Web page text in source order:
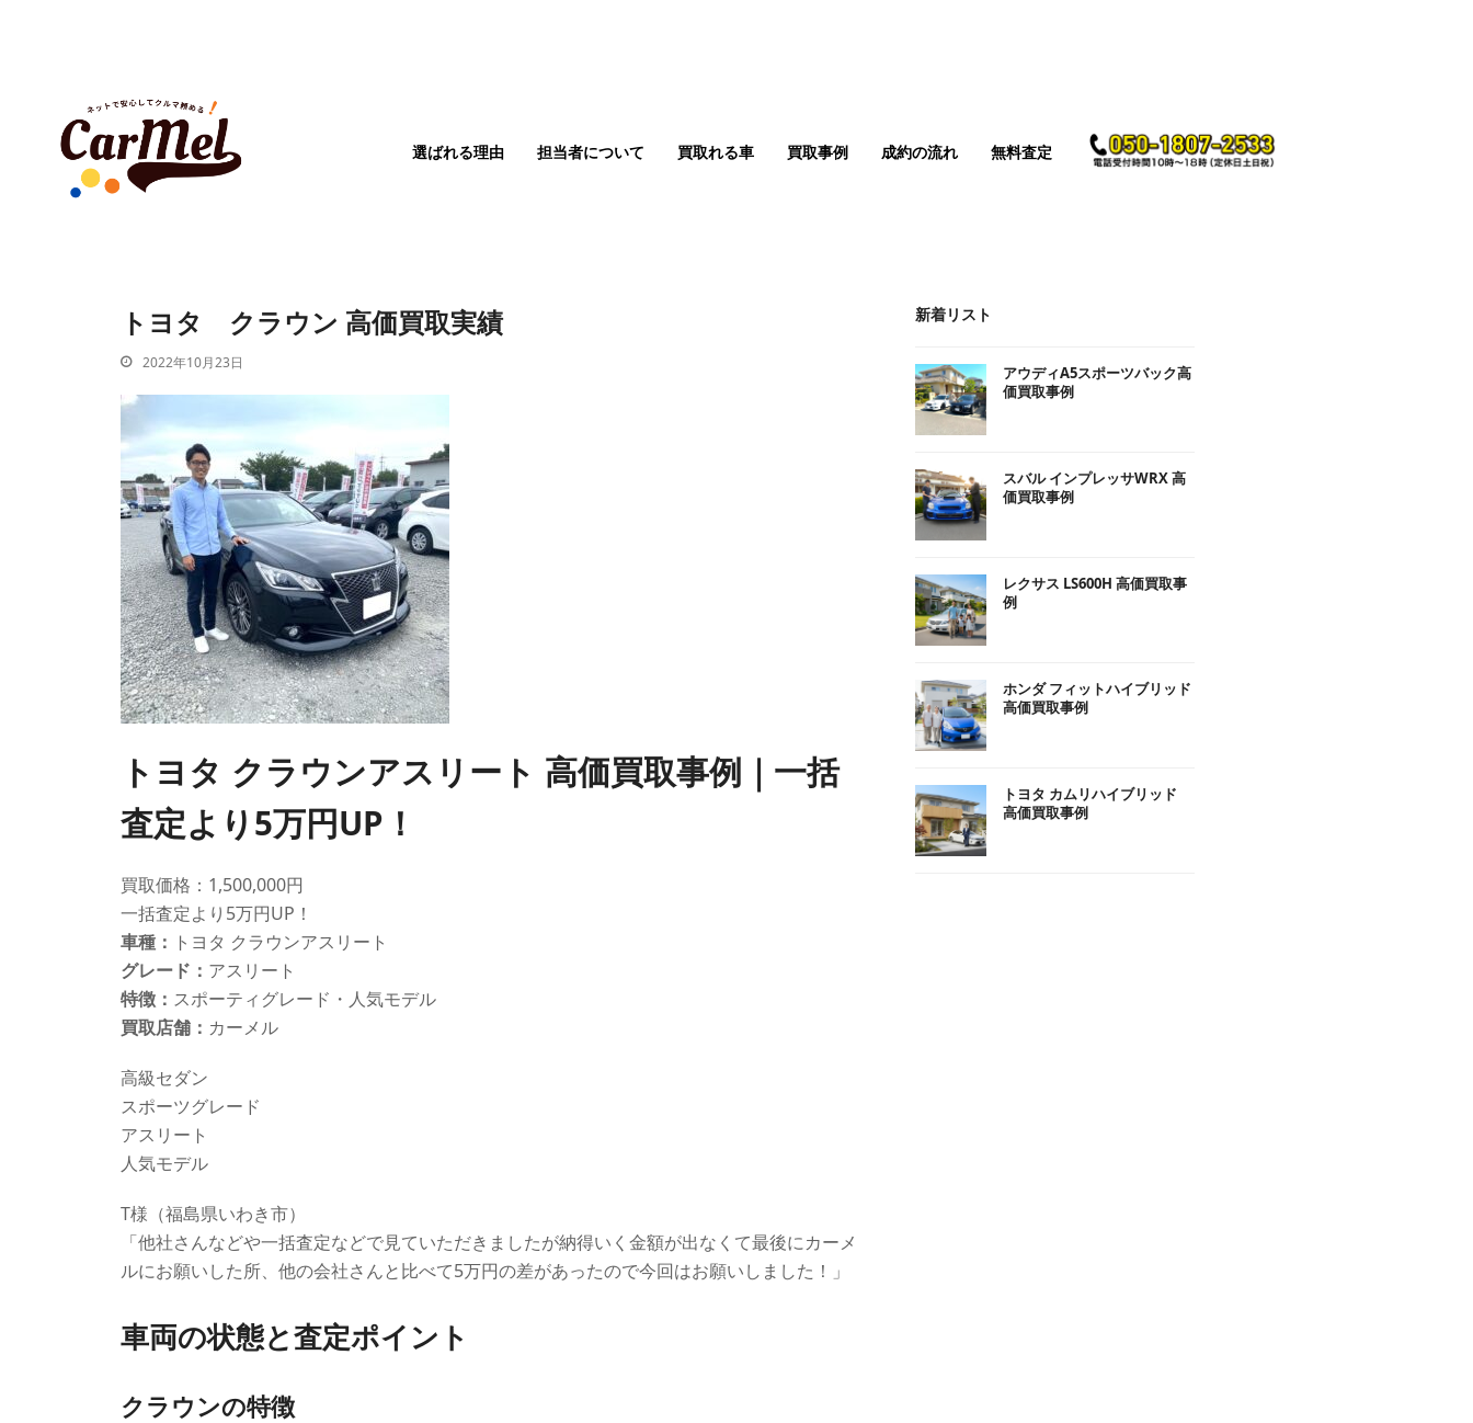
選ばれる理由 担当者について 買取れる車 買取事例 成約の流れ 無料査定
トヨタ クラウン 高価買取実績
2022年10月23日
トヨタ クラウンアスリート 高価買取事例｜一括
査定より5万円UP！
買取価格：1,500,000円
一括査定より5万円UP！
車種： トヨタ クラウンアスリート
グレード： アスリート
特徴： スポーティグレード・人気モデル
買取店舗： カーメル
高級セダン
スポーツグレード
アスリート
人気モデル
T様（福島県いわき市）
「他社さんなどや一括査定などで見ていただきましたが納得いく金額が出なくて最後にカーメ
ルにお願いした所、他の会社さんと比べて5万円の差があったので今回はお願いしました！」
車両の状態と査定ポイント
クラウンの特徴
新着リスト
アウディA5スポーツバック高
価買取事例
スバル インプレッサWRX 高
価買取事例
レクサス LS600H 高価買取事
例
ホンダ フィットハイブリッド
高価買取事例
トヨタ カムリハイブリッド
高価買取事例